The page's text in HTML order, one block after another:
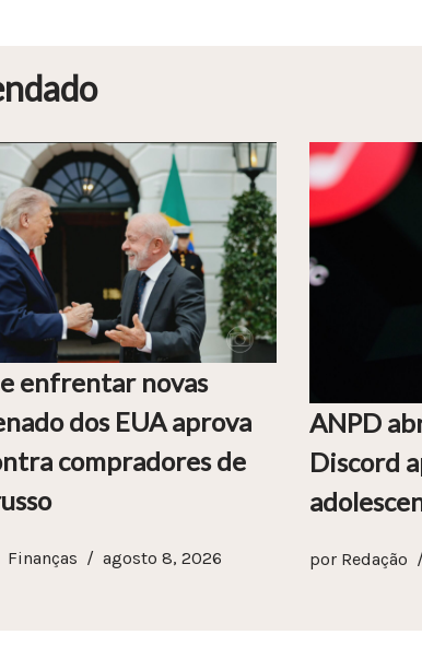
enfrentar novas
dos EUA aprova
compradores de
Finanças agosto 8, 2026
ANPD
Discord
por Redação